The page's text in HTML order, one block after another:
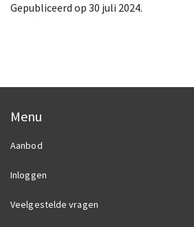
Gepubliceerd op 30 juli 2024.
Menu
Aanbod
Inloggen
Veelgestelde vragen